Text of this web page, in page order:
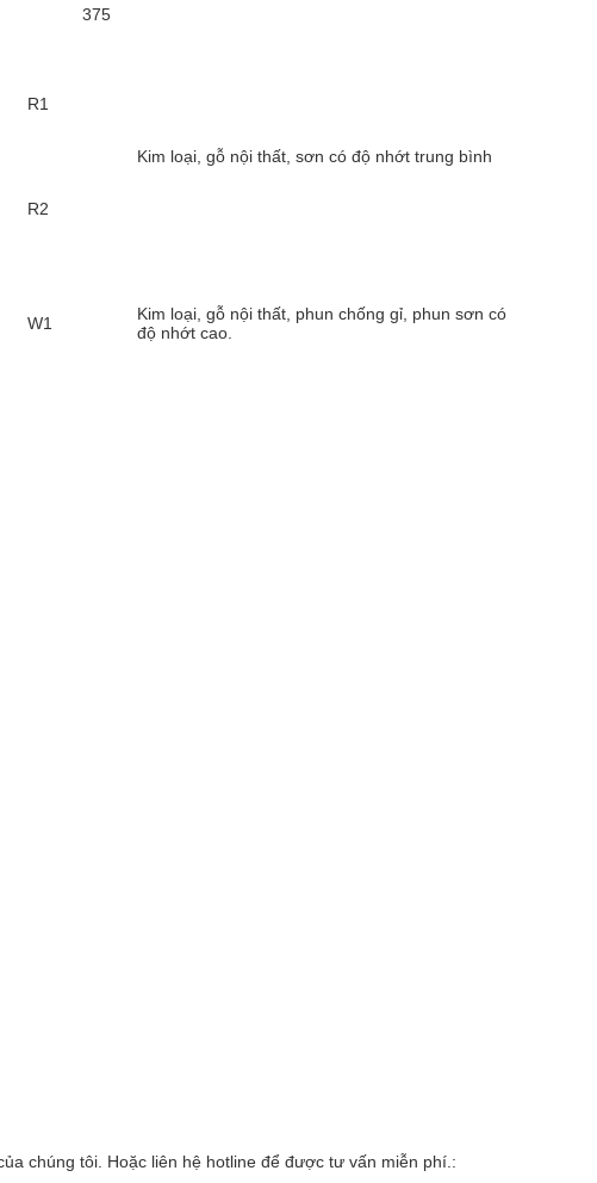
375
R1
Kim loại, gỗ nội thất, sơn có độ nhớt trung bình
R2
W1
Kim loại, gỗ nội thất, phun chống gỉ, phun sơn có
độ nhớt cao.
chúng tôi. Hoặc liên hệ hotline để được tư vấn miễn phí.: